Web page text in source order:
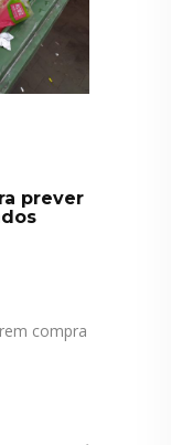
prever
compra